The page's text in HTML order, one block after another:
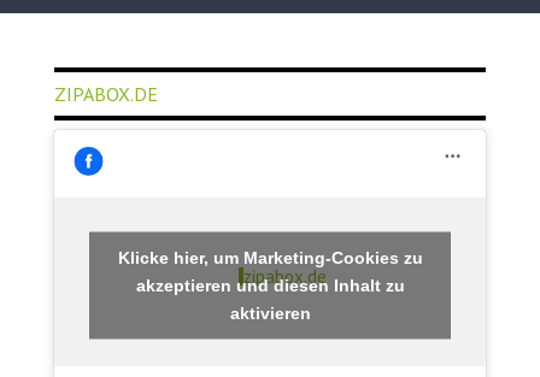
ZIPABOX.DE
zipabox.de
Klicke hier, um Marketing-Cookies zu
akzeptieren und diesen Inhalt zu
aktivieren